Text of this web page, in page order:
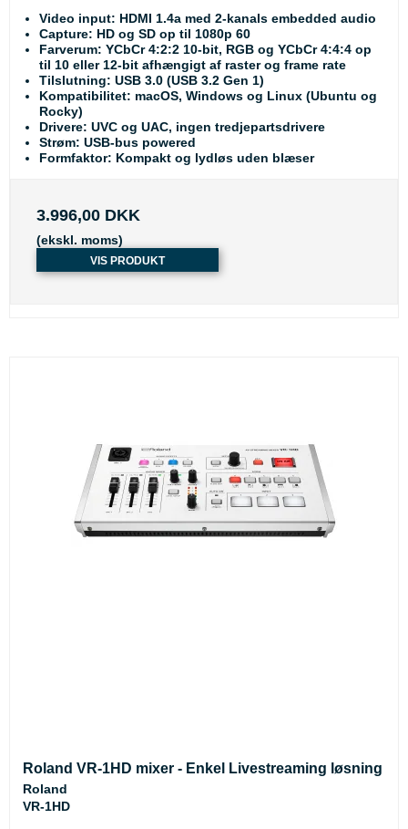
Video input: HDMI 1.4a med 2-kanals embedded audio
Capture: HD og SD op til 1080p 60
Farverum: YCbCr 4:2:2 10-bit, RGB og YCbCr 4:4:4 op
til 10 eller 12-bit afhængigt af raster og frame rate
Tilslutning: USB 3.0 (USB 3.2 Gen 1)
Kompatibilitet: macOS, Windows og Linux (Ubuntu og
Rocky)
Drivere: UVC og UAC, ingen tredjepartsdrivere
Strøm: USB-bus powered
Formfaktor: Kompakt og lydløs uden blæser
3.996,00 DKK
(ekskl. moms)
VIS PRODUKT
Roland VR-1HD mixer - Enkel Livestreaming løsning
Roland
VR-1HD